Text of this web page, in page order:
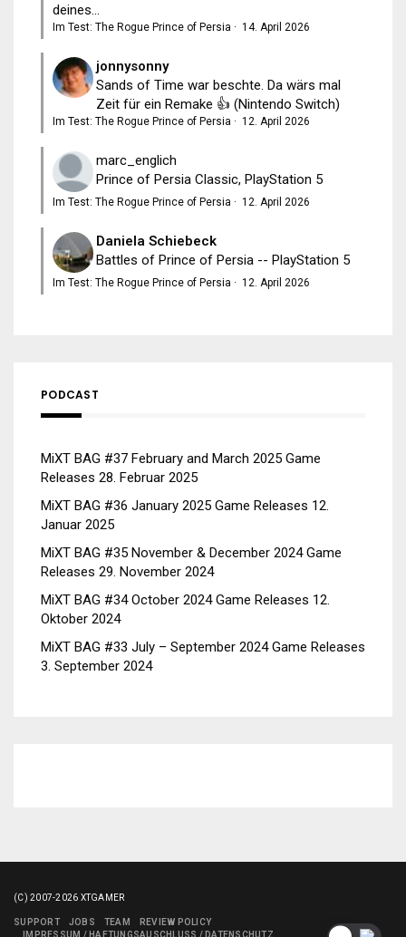
deines...
Im Test: The Rogue Prince of Persia · 14. April 2026
jonnysonny
Sands of Time war beschte. Da wärs mal
Zeit für ein Remake 👍 (Nintendo Switch)
Im Test: The Rogue Prince of Persia · 12. April 2026
marc_englich
Prince of Persia Classic, PlayStation 5
Im Test: The Rogue Prince of Persia · 12. April 2026
Daniela Schiebeck
Battles of Prince of Persia -- PlayStation 5
Im Test: The Rogue Prince of Persia · 12. April 2026
PODCAST
MiXT BAG #37 February and March 2025 Game
Releases 28. Februar 2025
MiXT BAG #36 January 2025 Game Releases 12.
Januar 2025
MiXT BAG #35 November & December 2024 Game
Releases 29. November 2024
MiXT BAG #34 October 2024 Game Releases 12.
Oktober 2024
MiXT BAG #33 July – September 2024 Game Releases
3. September 2024
(C) 2007-2026 XTGAMER
SUPPORT JOBS TEAM
REVIEW POLICY
IMPRESSUM / HAFTUNGSAUSCHLUSS / DATENSCHUTZ